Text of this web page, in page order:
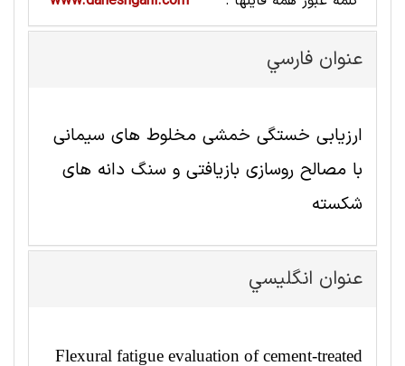
عنوان فارسي
ارزیابی خستگی خمشی مخلوط های سیمانی
با مصالح روسازی بازیافتی و سنگ دانه های
شکسته
عنوان انگليسي
Flexural fatigue evaluation of cement-treated